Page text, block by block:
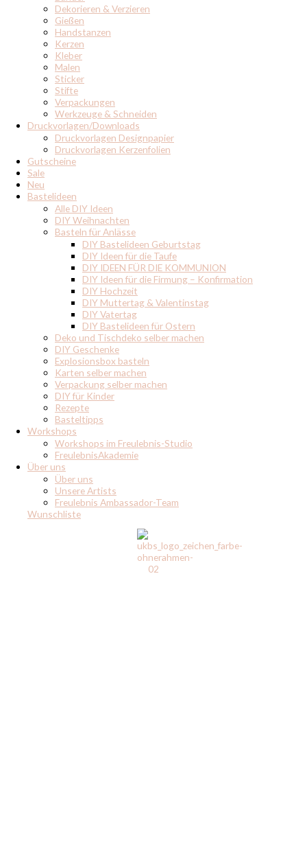
Dekorieren & Verzieren
Gießen
Handstanzen
Kerzen
Kleber
Malen
Sticker
Stifte
Verpackungen
Werkzeuge & Schneiden
Druckvorlagen/Downloads
Druckvorlagen Designpapier
Druckvorlagen Kerzenfolien
Gutscheine
Sale
Neu
Bastelideen
Alle DIY Ideen
DIY Weihnachten
Basteln für Anlässe
DIY Bastelideen Geburtstag
DIY Ideen für die Taufe
DIY IDEEN FÜR DIE KOMMUNION
DIY Ideen für die Firmung – Konfirmation
DIY Hochzeit
DIY Muttertag & Valentinstag
DIY Vatertag
DIY Bastelideen für Ostern
Deko und Tischdeko selber machen
DIY Geschenke
Explosionsbox basteln
Karten selber machen
Verpackung selber machen
DIY für Kinder
Rezepte
Basteltipps
Workshops
Workshops im Freulebnis-Studio
FreulebnisAkademie
Über uns
Über uns
Unsere Artists
Freulebnis Ambassador-Team
Wunschliste